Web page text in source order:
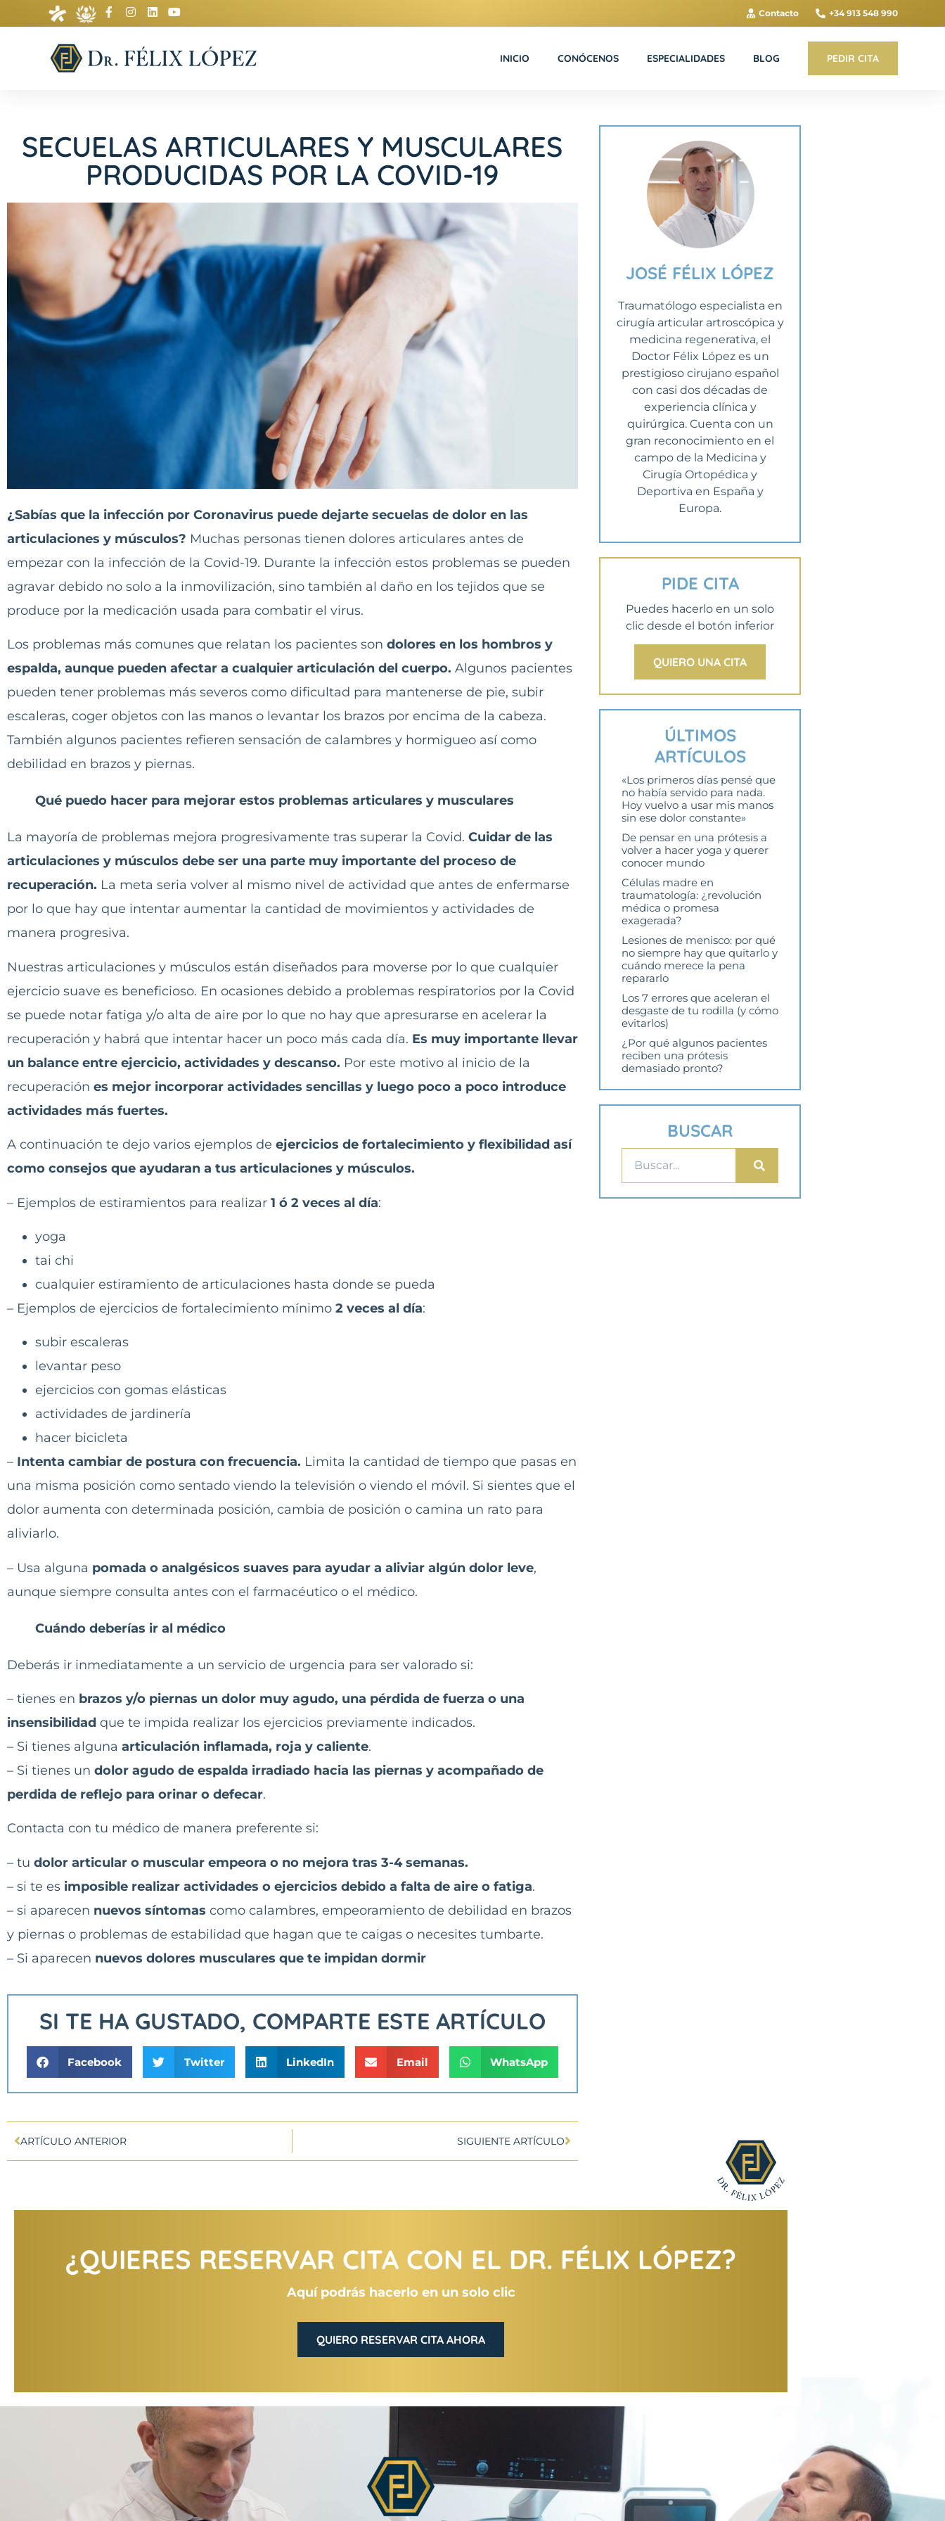
Contacto +34 913 548 990
INICIO CONÓCENOS ESPECIALIDADES BLOG PEDIR CITA
SECUELAS ARTICULARES Y MUSCULARES
PRODUCIDAS POR LA COVID-19
¿Sabías que la infección por Coronavirus puede dejarte secuelas de dolor en las
articulaciones y músculos? Muchas personas tienen dolores articulares antes de
empezar con la infección de la Covid-19. Durante la infección estos problemas se pueden
agravar debido no solo a la inmovilización, sino también al daño en los tejidos que se
produce por la medicación usada para combatir el virus.
Los problemas más comunes que relatan los pacientes son dolores en los hombros y
espalda, aunque pueden afectar a cualquier articulación del cuerpo. Algunos pacientes
pueden tener problemas más severos como dificultad para mantenerse de pie, subir
escaleras, coger objetos con las manos o levantar los brazos por encima de la cabeza.
También algunos pacientes refieren sensación de calambres y hormigueo así como
debilidad en brazos y piernas.
Qué puedo hacer para mejorar estos problemas articulares y musculares
La mayoría de problemas mejora progresivamente tras superar la Covid. Cuidar de las
articulaciones y músculos debe ser una parte muy importante del proceso de
recuperación. La meta seria volver al mismo nivel de actividad que antes de enfermarse
por lo que hay que intentar aumentar la cantidad de movimientos y actividades de
manera progresiva.
Nuestras articulaciones y músculos están diseñados para moverse por lo que cualquier
ejercicio suave es beneficioso. En ocasiones debido a problemas respiratorios por la Covid
se puede notar fatiga y/o alta de aire por lo que no hay que apresurarse en acelerar la
recuperación y habrá que intentar hacer un poco más cada día. Es muy importante llevar
un balance entre ejercicio, actividades y descanso. Por este motivo al inicio de la
recuperación es mejor incorporar actividades sencillas y luego poco a poco introduce
actividades más fuertes.
A continuación te dejo varios ejemplos de ejercicios de fortalecimiento y flexibilidad así
como consejos que ayudaran a tus articulaciones y músculos.
– Ejemplos de estiramientos para realizar 1 ó 2 veces al día:
yoga
tai chi
cualquier estiramiento de articulaciones hasta donde se pueda
– Ejemplos de ejercicios de fortalecimiento mínimo 2 veces al día:
subir escaleras
levantar peso
ejercicios con gomas elásticas
actividades de jardinería
hacer bicicleta
– Intenta cambiar de postura con frecuencia. Limita la cantidad de tiempo que pasas en
una misma posición como sentado viendo la televisión o viendo el móvil. Si sientes que el
dolor aumenta con determinada posición, cambia de posición o camina un rato para
aliviarlo.
– Usa alguna pomada o analgésicos suaves para ayudar a aliviar algún dolor leve,
aunque siempre consulta antes con el farmacéutico o el médico.
Cuándo deberías ir al médico
Deberás ir inmediatamente a un servicio de urgencia para ser valorado si:
– tienes en brazos y/o piernas un dolor muy agudo, una pérdida de fuerza o una
insensibilidad que te impida realizar los ejercicios previamente indicados.
– Si tienes alguna articulación inflamada, roja y caliente.
– Si tienes un dolor agudo de espalda irradiado hacia las piernas y acompañado de
perdida de reflejo para orinar o defecar.
Contacta con tu médico de manera preferente si:
– tu dolor articular o muscular empeora o no mejora tras 3-4 semanas.
– si te es imposible realizar actividades o ejercicios debido a falta de aire o fatiga.
– si aparecen nuevos síntomas como calambres, empeoramiento de debilidad en brazos
y piernas o problemas de estabilidad que hagan que te caigas o necesites tumbarte.
– Si aparecen nuevos dolores musculares que te impidan dormir
SI TE HA GUSTADO, COMPARTE ESTE ARTÍCULO
Facebook Twitter LinkedIn Email WhatsApp
ARTÍCULO ANTERIOR SIGUIENTE ARTÍCULO
JOSÉ FÉLIX LÓPEZ
Traumatólogo especialista en
cirugía articular artroscópica y
medicina regenerativa, el
Doctor Félix López es un
prestigioso cirujano español
con casi dos décadas de
experiencia clínica y
quirúrgica. Cuenta con un
gran reconocimiento en el
campo de la Medicina y
Cirugía Ortopédica y
Deportiva en España y
Europa.
PIDE CITA
Puedes hacerlo en un solo
clic desde el botón inferior
QUIERO UNA CITA
ÚLTIMOS
ARTÍCULOS
«Los primeros días pensé que
no había servido para nada.
Hoy vuelvo a usar mis manos
sin ese dolor constante»
De pensar en una prótesis a
volver a hacer yoga y querer
conocer mundo
Células madre en
traumatología: ¿revolución
médica o promesa
exagerada?
Lesiones de menisco: por qué
no siempre hay que quitarlo y
cuándo merece la pena
repararlo
Los 7 errores que aceleran el
desgaste de tu rodilla (y cómo
evitarlos)
¿Por qué algunos pacientes
reciben una prótesis
demasiado pronto?
BUSCAR
¿QUIERES RESERVAR CITA CON EL DR. FÉLIX LÓPEZ?
Aquí podrás hacerlo en un solo clic
QUIERO RESERVAR CITA AHORA